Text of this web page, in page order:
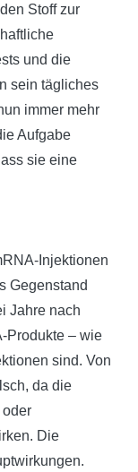
Stoff zur
und die
sein tägliches
immer mehr
Aufgabe
sie eine
Injektionen
Gegenstand
Jahre nach
Produkte – wie
sind. Von
da die
oder
Die